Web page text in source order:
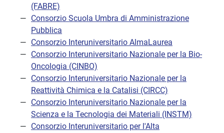
(FABRE)
Consorzio Scuola Umbra di Amministrazione
Pubblica
Consorzio Interuniversitario AlmaLaurea
Consorzio Interuniversitario Nazionale per la Bio-
Oncologia (CINBO)
Consorzio Interuniversitario Nazionale per la
Reattività Chimica e la Catalisi (CIRCC)
Consorzio Interuniversitario Nazionale per la
Scienza e la Tecnologia dei Materiali (INSTM)
Consorzio Interuniversitario per l'Alta